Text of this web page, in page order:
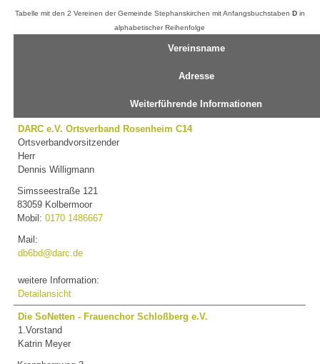
Tabelle mit den 2 Vereinen der Gemeinde Stephanskirchen mit Anfangsbuchstaben Din
alphabetischer Reihenfolge
Vereinsname
Adresse
Weiterführende Informationen
DARC e.V. Ortsverband Rosenheim C14
Ortsverbandvorsitzender
Herr
Dennis Willigmann
Simsseestraße 121
83059 Kolbermoor
Mobil:0170 1486667
Mail:
db6bd@darc.de
weitere Information:
Detailansicht
Die SoNetten - Frauenchor Schloßberg e.V.
1.Vorstand
Katrin Meyer